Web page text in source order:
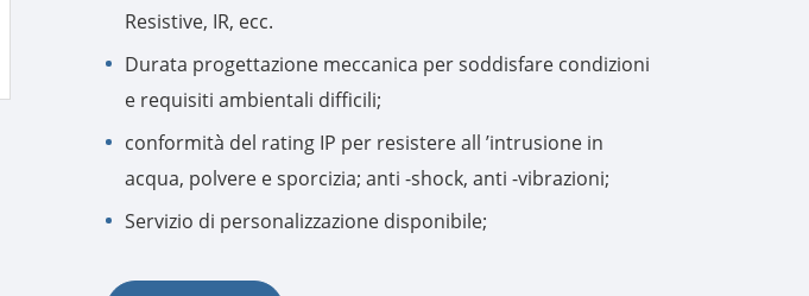
Resistive, IR, ecc.
Durata progettazione meccanica per soddisfare condizioni
e requisiti ambientali difficili;
conformità del rating IP per resistere all ’intrusione in
acqua, polvere e sporcizia; anti -shock, anti -vibrazioni;
Servizio di personalizzazione disponibile;